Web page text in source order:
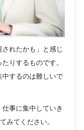
れたかも」と感じ
りするものです。
するのは難しいで
事に集中していき
みてください。